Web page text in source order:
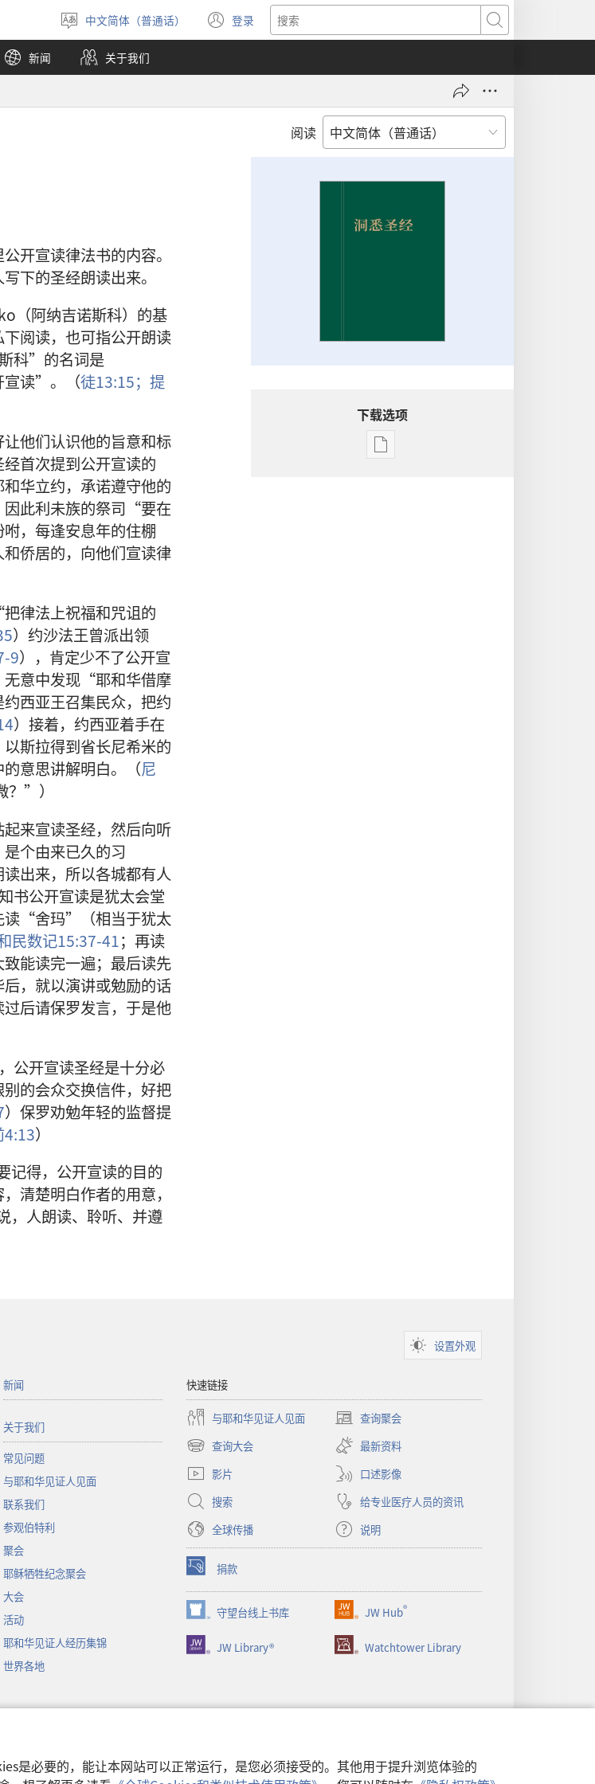
是必要的，能让本网站可以正常运行，是您必须接受的。其他用于提升浏览体验的
选
择
语
言
中文简体（普通话） 登录
（打
开
窗
搜
索
新闻 关于我们
阅读
开宣读律法书的内容。
下的圣经朗读出来。
阿纳吉诺斯科）的基
阅读，也可指公开朗读
科”的名词是
宣读”。（徒13:15； 提
他们认识他的旨意和标
首次提到公开宣读的
华立约，承诺遵守他的
因此利未族的祭司“要在
，每逢安息年的住棚
侨居的，向他们宣读律
律法上祝福和咒诅的
）约沙法王曾派出领
9），肯定少不了公开宣
无意中发现“耶和华借摩
西亚王召集民众，把约
）接着，约西亚着手在
斯拉得到省长尼希米的
意思讲解明白。（尼
？”）
来宣读圣经，然后向听
个由来已久的习
出来，所以各城都有人
书公开宣读是犹太会堂
读“舍玛”（相当于犹太
民数记15:37-41；再读
能读完一遍；最后读先
，就以演讲或勉励的话
后请保罗发言，于是他
公开宣读圣经是十分必
的会众交换信件，好把
）保罗劝勉年轻的监督提
4:13）
记得，公开宣读的目的
清楚明白作者的用意，
，人朗读、聆听、并遵
下载选项
出
设置外观
新闻
关于我们
常见问题
与耶和华见证人见面
联系我们
参观伯特利
聚会
耶稣牺牲纪念聚会
大会
活动
耶和华见证人经历集锦
世界各地
快速链接
与耶和华见证人见面 查询聚会
（打
开
新
窗
口）
查询大会
（打
开
新
窗
口）
最新资料
影片
口述影像
搜索
给专业医疗人员的资讯
全球传播
说明
捐款
（打
开
新
窗
口）
守望台线上书库
（打
开
新
JW Hub®
（打
开
新
JW Library® Watchtower Library